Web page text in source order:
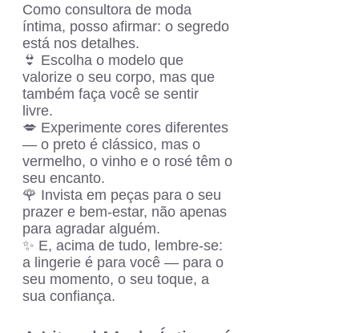
Como consultora de moda
íntima, posso afirmar: o segredo
está nos detalhes.
👙 Escolha o modelo que
valorize o seu corpo, mas que
também faça você se sentir
livre.
💋 Experimente cores diferentes
— o preto é clássico, mas o
vermelho, o vinho e o rosé têm o
seu encanto.
🌹 Invista em peças para o seu
prazer e bem-estar, não apenas
para agradar alguém.
✨ E, acima de tudo, lembre-se:
a lingerie é para você — para o
seu momento, o seu toque, a
sua confiança.